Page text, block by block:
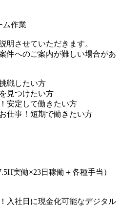
作業
明させていただきます。
件へのご案内が難しい場合があ
戦したい方
見つけたい方
安定して働きたい方
仕事！短期で働きたい方
実働×23日稼働＋各種手当）
入社日に現金化可能なデジタル